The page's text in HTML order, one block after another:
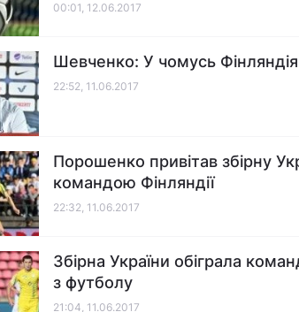
00:01, 12.06.2017
Шевченко: У чомусь
22:52, 11.06.2017
Порошенко привітав збірну
командою Фінляндії
22:32, 11.06.2017
Збірна України обіграла
з футболу
21:04, 11.06.2017